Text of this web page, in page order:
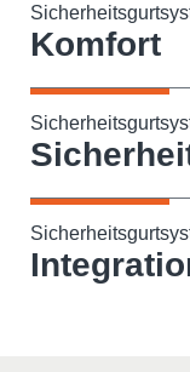
Komfort